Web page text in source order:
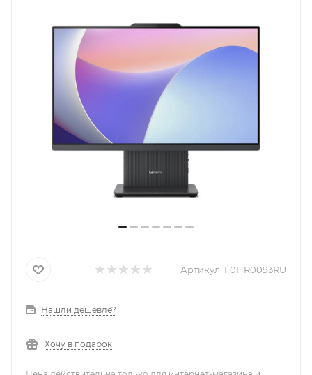
Артикул: F0HR0093RU
Нашли дешевле?
Хочу в подарок